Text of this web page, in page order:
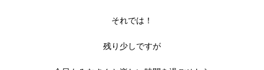
それでは！
残り少しですが